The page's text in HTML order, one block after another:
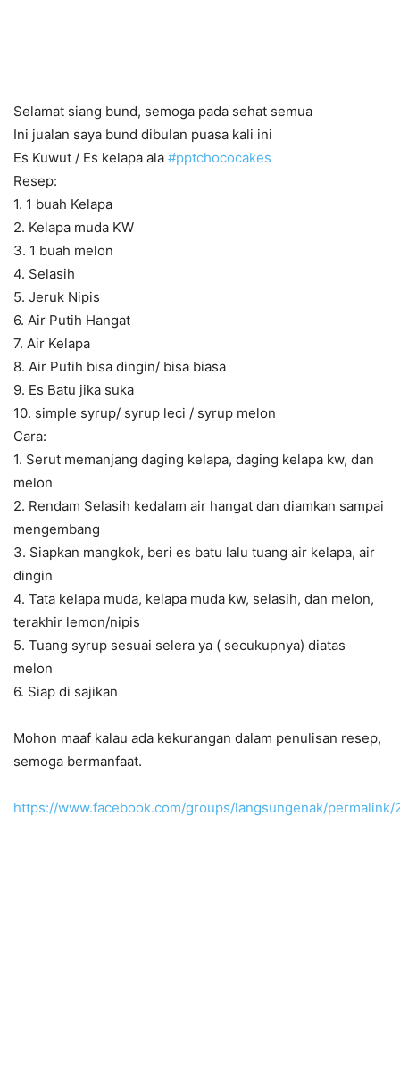
Selamat siang bund, semoga pada sehat semua
Ini jualan saya bund dibulan puasa kali ini
Es Kuwut / Es kelapa ala #pptchococakes
Resep:
1. 1 buah Kelapa
2. Kelapa muda KW
3. 1 buah melon
4. Selasih
5. Jeruk Nipis
6. Air Putih Hangat
7. Air Kelapa
8. Air Putih bisa dingin/ bisa biasa
9. Es Batu jika suka
10. simple syrup/ syrup leci / syrup melon
Cara:
1. Serut memanjang daging kelapa, daging kelapa kw, dan
melon
2. Rendam Selasih kedalam air hangat dan diamkan sampai
mengembang
3. Siapkan mangkok, beri es batu lalu tuang air kelapa, air
dingin
4. Tata kelapa muda, kelapa muda kw, selasih, dan melon,
terakhir lemon/nipis
5. Tuang syrup sesuai selera ya ( secukupnya) diatas
melon
6. Siap di sajikan
Mohon maaf kalau ada kekurangan dalam penulisan resep,
semoga bermanfaat.
https://www.facebook.com/groups/langsungenak/